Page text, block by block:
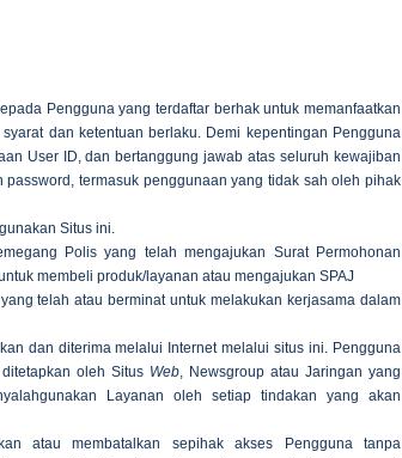
Pengguna yang terdaftar berhak untuk memanfaatkan
dan ketentuan berlaku. Demi kepentingan Pengguna
User ID, dan bertanggung jawab atas seluruh kewajiban
termasuk penggunaan yang tidak sah oleh pihak
Situs ini.
Polis yang telah mengajukan Surat Permohonan
membeli produk/layanan atau mengajukan SPAJ
telah atau berminat untuk melakukan kerjasama dalam
dan diterima melalui Internet melalui situs ini. Pengguna
oleh Situs Web, Newsgroup atau Jaringan yang
Layanan oleh setiap tindakan yang akan
atau membatalkan sepihak akses Pengguna tanpa